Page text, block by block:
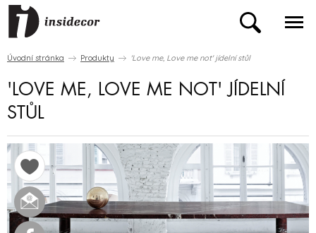
Úvodní stránka Produkty 'Love me, Love me not' jídelní stůl
'LOVE ME, LOVE ME NOT' JÍDELNÍ
STŮL